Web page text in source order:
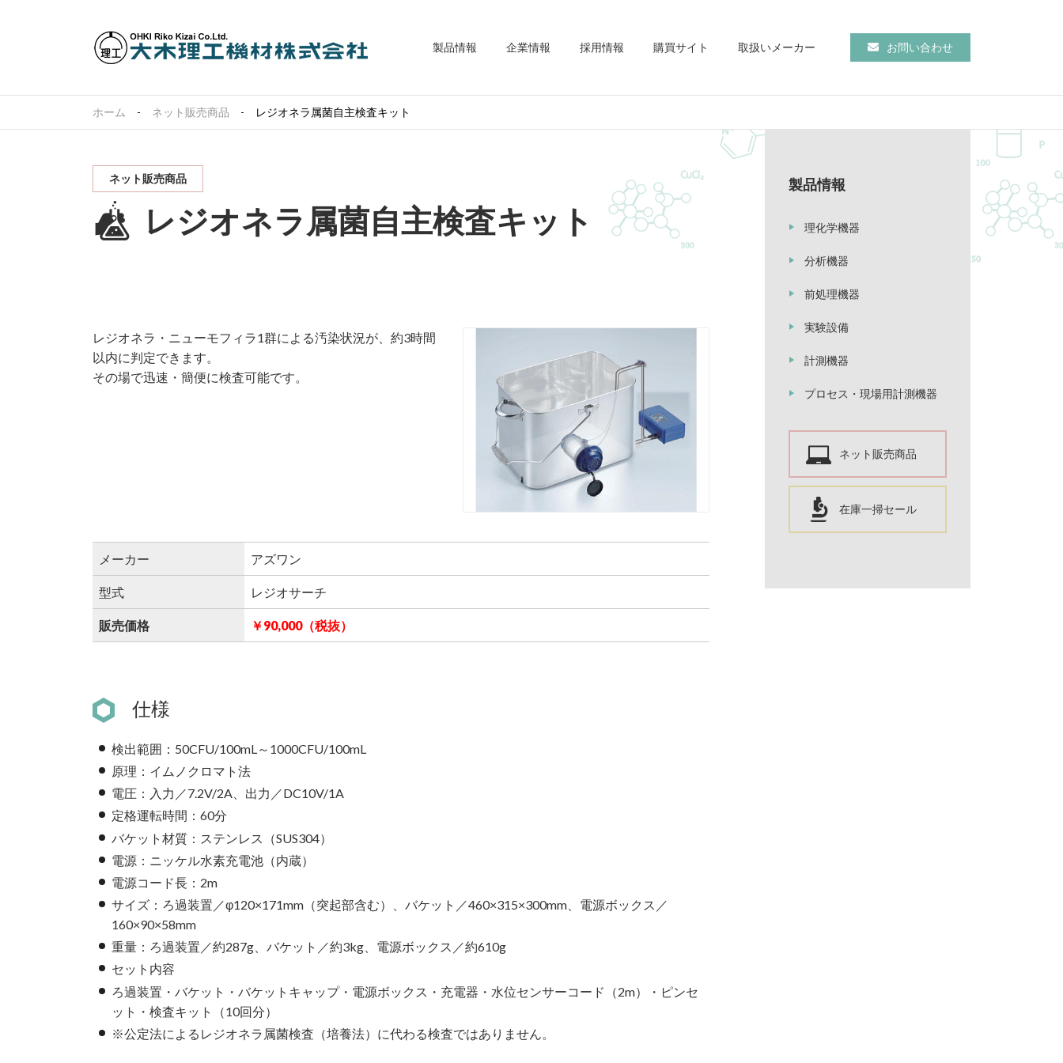
製品情報 企業情報 採用情報 購買サイト 取扱いメーカー お問い合わせ
ホーム ネット販売商品 レジオネラ属菌自主検査キット
ネット販売商品
レジオネラ属菌自主検査キット
レジオネラ・ニューモフィラ1群による汚染状況が、約3時間
以内に判定できます。
その場で迅速・簡便に検査可能です。
メーカー アズワン
型式 レジオサーチ
販売価格 ￥90,000（税抜）
仕様
検出範囲：50CFU/100mL～1000CFU/100mL
原理：イムノクロマト法
電圧：入力／7.2V/2A、出力／DC10V/1A
定格運転時間：60分
バケット材質：ステンレス（SUS304）
電源：ニッケル水素充電池（内蔵）
電源コード長：2m
サイズ：ろ過装置／φ120×171mm（突起部含む）、バケット／460×315×300mm、電源ボックス／
160×90×58mm
重量：ろ過装置／約287g、バケット／約3kg、電源ボックス／約610g
セット内容
ろ過装置・バケット・バケットキャップ・電源ボックス・充電器・水位センサーコード（2m）・ピンセ
ット・検査キット（10回分）
※公定法によるレジオネラ属菌検査（培養法）に代わる検査ではありません。
製品情報
理化学機器
分析機器
前処理機器
実験設備
計測機器
プロセス・現場用計測機器
ネット販売商品
在庫一掃セール